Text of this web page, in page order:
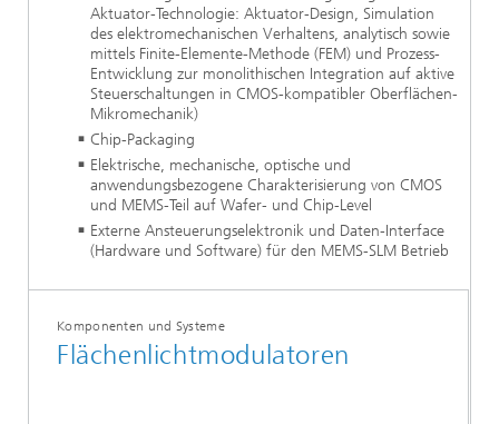
Aktuator-Technologie: Aktuator-Design, Simulation
des elektromechanischen Verhaltens, analytisch sowie
mittels Finite-Elemente-Methode (FEM) und Prozess-
Entwicklung zur monolithischen Integration auf aktive
Steuerschaltungen in CMOS-kompatibler Oberflächen-
Mikromechanik)
Chip-Packaging
Elektrische, mechanische, optische und
anwendungsbezogene Charakterisierung von CMOS
und MEMS-Teil auf Wafer- und Chip-Level
Externe Ansteuerungselektronik und Daten-Interface
(Hardware und Software) für den MEMS-SLM Betrieb
Komponenten und Systeme
Flächenlichtmodulatoren